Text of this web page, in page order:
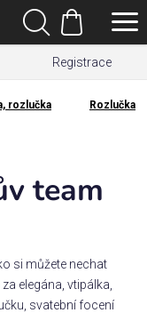
Registrace
Hledat
Nákupní
košík
rozlučka Rozlučka
team
si můžete nechat
elegána, vtipálka,
svatební focení